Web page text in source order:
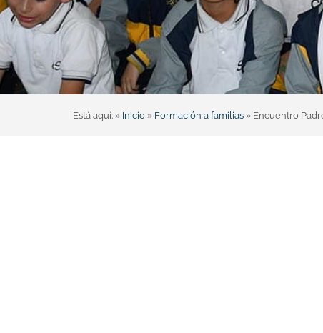
Está aquí: » Inicio » Formación a familias » Encuentro